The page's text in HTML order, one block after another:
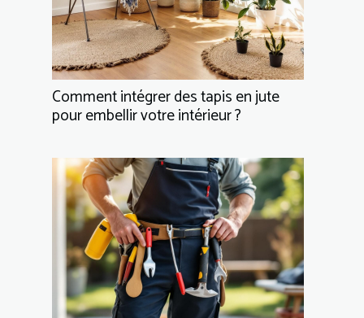
Comment intégrer des tapis en jute
pour embellir votre intérieur ?